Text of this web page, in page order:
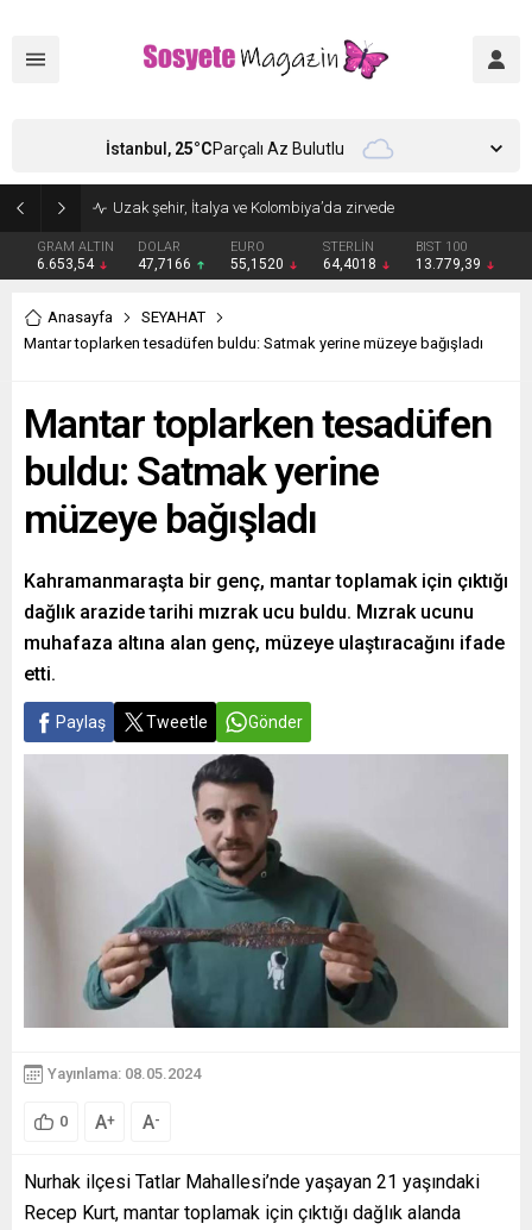
Uzak şehir, İtalya ve Kolombiya’da zirvede
GRAM ALTIN
6.653,54
DOLAR
47,7166
EURO
55,1520
STERLİN
64,4018
BIST 100
13.779,39
İstanbul, 25°CParçalı Az Bulutlu
Anasayfa
SEYAHAT
Mantar toplarken tesadüfen buldu: Satmak yerine müzeye bağışladı
Mantar toplarken tesadüfen
buldu: Satmak yerine
müzeye bağışladı
Kahramanmaraşta bir genç, mantar toplamak için çıktığı
dağlık arazide tarihi mızrak ucu buldu. Mızrak ucunu
muhafaza altına alan genç, müzeye ulaştıracağını ifade
etti.
Paylaş Tweetle Gönder
Yayınlama: 08.05.2024
0 A+ A-
Nurhak ilçesi Tatlar Mahallesi’nde yaşayan 21 yaşındaki
Recep Kurt, mantar toplamak için çıktığı dağlık alanda